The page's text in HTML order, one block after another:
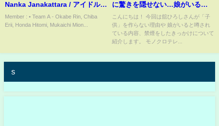
Nanka Janakattara / アイドルな
んかじゃなかったら | Color
Coded Lyrics
Member : • Team A - Okabe Rin, Chiba
Erii, Honda Hitomi, Mukaichi Mion...
に驚きを隠せない…娘がいると
噂されている内容に一同驚愕…
「禁煙」をしたきっかけに耳を
疑う…
こんにちは！ 今回は舘ひろしさんが「子
供」を作らない理由や 娘がいると噂され
ている内容、禁煙をしたきっかけについて
紹介します。 モノクロテレ...
s